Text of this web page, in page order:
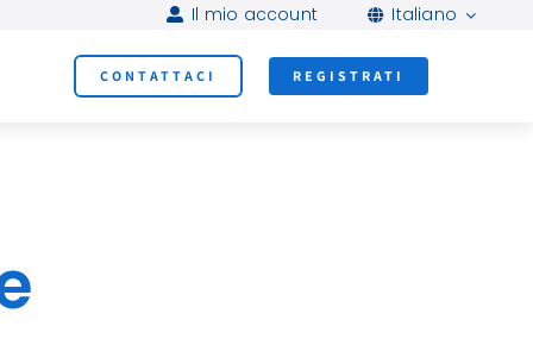
Il mio account Italiano
CONTATTACI REGISTRATI